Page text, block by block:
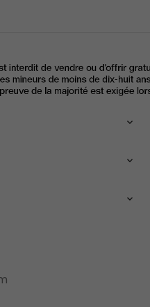


